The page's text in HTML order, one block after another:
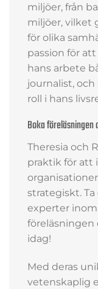
miljöer, från
miljöer, vilket
för olika
passion för
hans arbete
journalist,
roll i hans
Boka föreläsningen
Theresia och
praktik för att
strategiskt. Ta
experter
föreläsningen
idag!
Med deras
vetenskaplig